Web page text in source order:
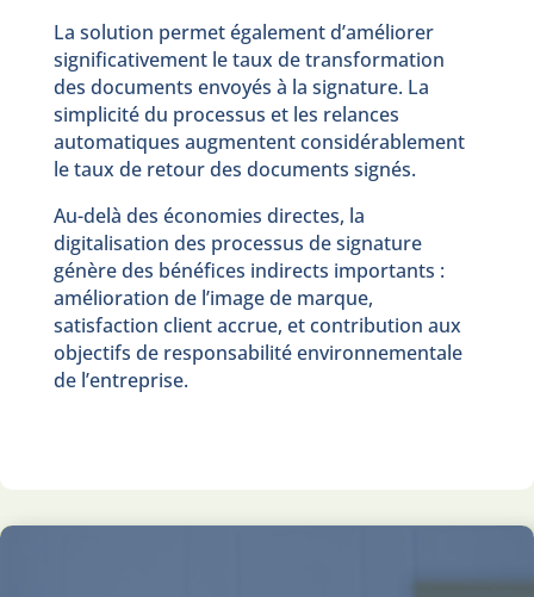
La solution permet également d’améliorer
significativement le taux de transformation
des documents envoyés à la signature. La
simplicité du processus et les relances
automatiques augmentent considérablement
le taux de retour des documents signés.
Au-delà des économies directes, la
digitalisation des processus de signature
génère des bénéfices indirects importants :
amélioration de l’image de marque,
satisfaction client accrue, et contribution aux
objectifs de responsabilité environnementale
de l’entreprise.